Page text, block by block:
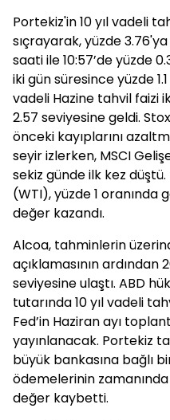
Portekiz'in 10 yıl vadeli
sıçrayarak, yüzde 3.76'ya
saati ile 10:57’de yüzde
iki gün süresince yüzde
vadeli Hazine tahvil faizi
2.57 seviyesine geldi.
önceki kayıplarını
seyir izlerken, MSCI
sekiz günde ilk kez
(WTI), yüzde 1 oranında
değer kazandı.
Alcoa, tahminlerin
açıklamasının ardından
seviyesine ulaştı. ABD
tutarında 10 yıl vadeli
Fed’in Haziran ayı
yayınlanacak. Portekiz
büyük bankasına bağlı
ödemelerinin
değer kaybetti.